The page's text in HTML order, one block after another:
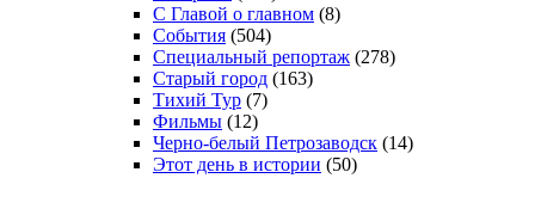
С Главой о главном (8)
События (504)
Специальный репортаж (278)
Старый город (163)
Тихий Тур (7)
Фильмы (12)
Черно-белый Петрозаводск (14)
Этот день в истории (50)